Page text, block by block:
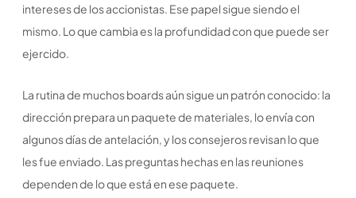
intereses de los accionistas. Ese papel sigue siendo el
mismo. Lo que cambia es la profundidad con que puede ser
ejercido.
La rutina de muchos boards aún sigue un patrón conocido: la
dirección prepara un paquete de materiales, lo envía con
algunos días de antelación, y los consejeros revisan lo que
les fue enviado. Las preguntas hechas en las reuniones
dependen de lo que está en ese paquete.